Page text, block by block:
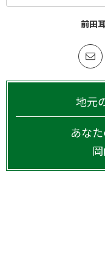
前田
地元
あな